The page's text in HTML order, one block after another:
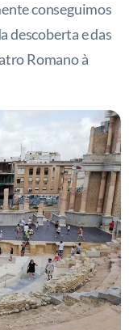
conseguimos
descoberta e das
Romano à